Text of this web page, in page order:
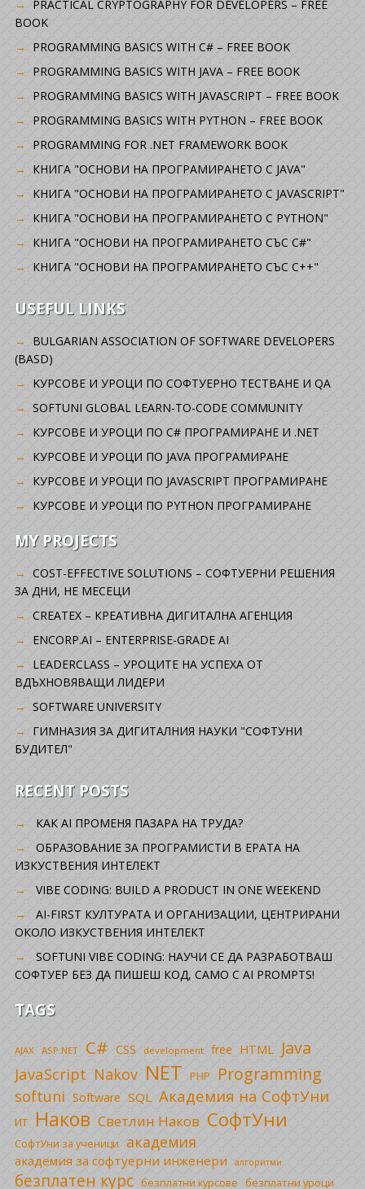
PRACTICAL CRYPTOGRAPHY FOR DEVELOPERS – FREE
BOOK
PROGRAMMING BASICS WITH C# – FREE BOOK
PROGRAMMING BASICS WITH JAVA – FREE BOOK
PROGRAMMING BASICS WITH JAVASCRIPT – FREE BOOK
PROGRAMMING BASICS WITH PYTHON – FREE BOOK
PROGRAMMING FOR .NET FRAMEWORK BOOK
КНИГА "ОСНОВИ НА ПРОГРАМИРАНЕТО С JAVA"
КНИГА "ОСНОВИ НА ПРОГРАМИРАНЕТО С JAVASCRIPT"
КНИГА "ОСНОВИ НА ПРОГРАМИРАНЕТО С PYTHON"
КНИГА "ОСНОВИ НА ПРОГРАМИРАНЕТО СЪС C#"
КНИГА "ОСНОВИ НА ПРОГРАМИРАНЕТО СЪС C++"
USEFUL LINKS
BULGARIAN ASSOCIATION OF SOFTWARE DEVELOPERS
(BASD)
KУРСОВЕ И УРОЦИ ПО СОФТУЕРНО ТЕСТВАНЕ И QA
SOFTUNI GLOBAL LEARN-TO-CODE COMMUNITY
КУРСОВЕ И УРОЦИ ПО C# ПРОГРАМИРАНЕ И .NET
КУРСОВЕ И УРОЦИ ПО JAVA ПРОГРАМИРАНЕ
КУРСОВЕ И УРОЦИ ПО JAVASCRIPT ПРОГРАМИРАНЕ
КУРСОВЕ И УРОЦИ ПО PYTHON ПРОГРАМИРАНЕ
MY PROJECTS
COST-EFFECTIVE SOLUTIONS – СОФТУЕРНИ РЕШЕНИЯ
ЗА ДНИ, НЕ МЕСЕЦИ
CREATEX – КРЕАТИВНА ДИГИТАЛНА АГЕНЦИЯ
ENCORP.AI – ENTERPRISE-GRADE AI
LEADERCLASS – УРОЦИТЕ НА УСПЕХА ОТ
ВДЪХНОВЯВАЩИ ЛИДЕРИ
SOFTWARE UNIVERSITY
ГИМНАЗИЯ ЗА ДИГИТАЛНИЯ НАУКИ "СОФТУНИ
БУДИТЕЛ"
RECENT POSTS
КАК AI ПРОМЕНЯ ПАЗАРА НА ТРУДА?
ОБРАЗОВАНИЕ ЗА ПРОГРАМИСТИ В ЕРАТА НА
ИЗКУСТВЕНИЯ ИНТЕЛЕКТ
VIBE CODING: BUILD A PRODUCT IN ONE WEEKEND
AI-FIRST КУЛТУРАТА И ОРГАНИЗАЦИИ, ЦЕНТРИРАНИ
ОКОЛО ИЗКУСТВЕНИЯ ИНТЕЛЕКТ
SOFTUNI VIBE CODING: НАУЧИ СЕ ДА РАЗРАБОТВАШ
СОФТУЕР БЕЗ ДА ПИШЕШ КОД, САМО С AI PROMPTS!
TAGS
AJAX ASP.NET C# CSS development free HTML Java
JavaScript Nakov NET PHP Programming
softuni Software SQL Академия на СофтУни
ИТ Наков Светлин Наков СофтУни
СофтУни за ученици академия
академия за софтуерни инженери алгоритми
безплатен курс безплатни курсове безплатни уроци